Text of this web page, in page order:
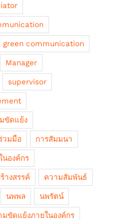
green communication
Manager
supervisor
ขัดแย้ง
วมมือ การสัมมนา
นองค์กร
างสรรค์ ความสัมพันธ์
นพพล นพรัตน์
มขัดแย้งภายในองค์กร